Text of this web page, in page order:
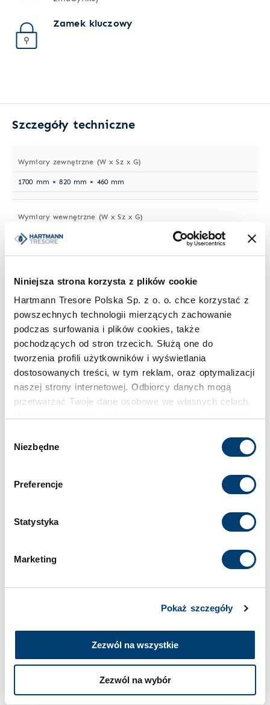
Niniejsza strona korzysta z plików cookie
Hartmann Tresore Polska Sp. z o. o. chce korzystać z
powszechnych technologii mierzących zachowanie
podczas surfowania i plików cookies, także
pochodzących od stron trzecich. Służą one do
tworzenia profili użytkowników i wyświetlania
dostosowanych treści, w tym reklam, oraz optymalizacji
naszej strony internetowej. Odbiorcy danych mogą
przetwarzać Twoje dane osobowe we własnych celach.
odrzucić i wycofać swoją zgodę w dowolnej chwili ze
w Polityce prywatności
Polityce wykorzystywania
zgody
Niezbędne
Preferencje
Statystyka
Marketing
Pokaż szczegóły
Zezwól na wszystkie
Zezwól na wybór
Zamek kluczowy
Szczegóły techniczne
Wymiary zewnętrzne (W x Sz x G)
1700 mm × 820 mm × 460 mm
Wymiary wewnętrzne (W x Sz x G)
1660 mm × 686 mm × 372 mm
Pojemność
424 l
Klasa bezpieczeństwa
S2
Limit wartości chronionej w firmie
Zamek kluczowy